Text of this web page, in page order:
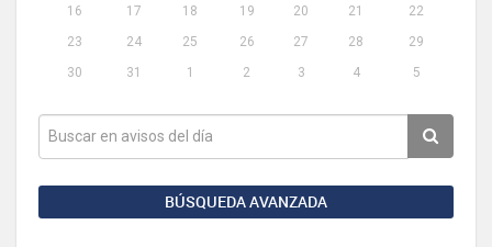
16
17 18 19 20 21
22
23
24 25 26 27 28
29
30
31 1 2 3 4 5
BÚSQUEDA AVANZADA